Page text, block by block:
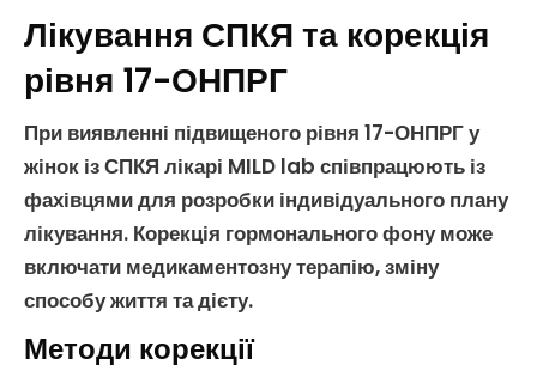
Лікування СПКЯ та корекція
рівня 17-ОНПРГ
При виявленні підвищеного рівня 17-ОНПРГу
жінок ізСПКЯ лікарі MILD lab співпрацюють із
фахівцями для розробки індивідуального плану
лікування. Корекція гормонального фону може
включати медикаментозну терапію, зміну
способу життя та дієту.
Методи корекції